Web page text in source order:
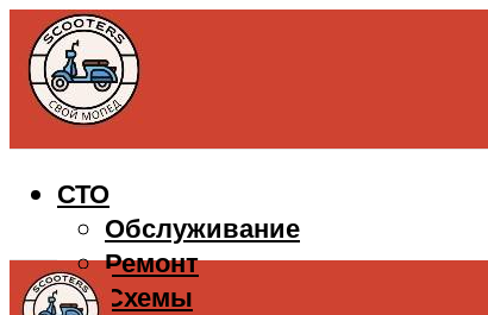
СТО
Обслуживание
Ремонт
Схемы